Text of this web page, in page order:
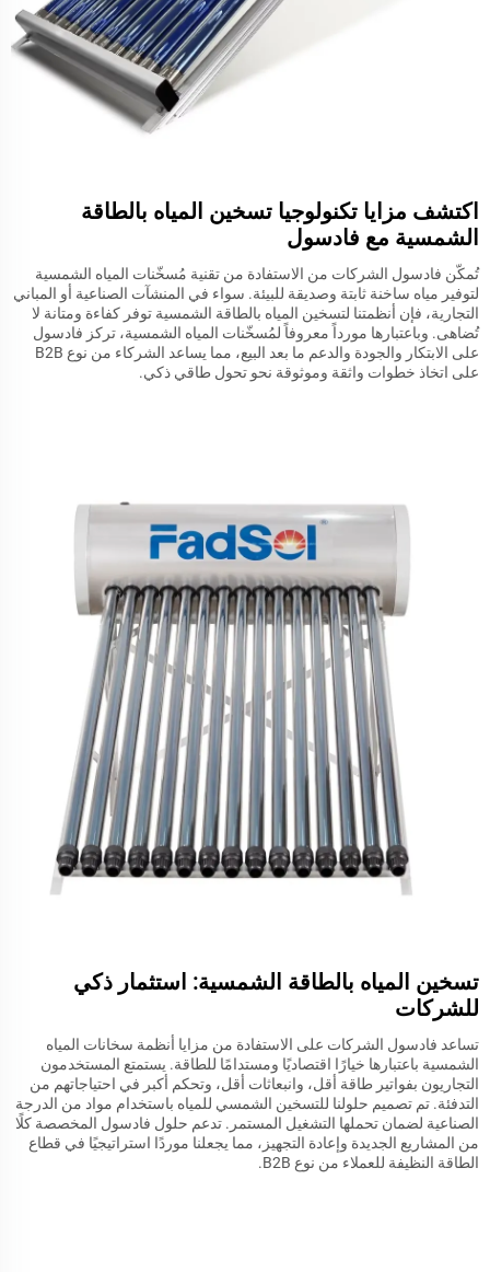
اكتشف مزايا تكنولوجيا تسخين المياه بالطاقة
الشمسية مع فادسول
تُمكّن فادسول الشركات من الاستفادة من تقنية مُسخّنات المياه الشمسية
لتوفير مياه ساخنة ثابتة وصديقة للبيئة. سواء في المنشآت الصناعية أو المباني
التجارية، فإن أنظمتنا لتسخين المياه بالطاقة الشمسية توفر كفاءة ومتانة لا
تُضاهى. وباعتبارها مورداً معروفاً لمُسخّنات المياه الشمسية، تركز فادسول
على الابتكار والجودة والدعم ما بعد البيع، مما يساعد الشركاء من نوع B2B
على اتخاذ خطوات واثقة وموثوقة نحو تحول طاقي ذكي.
تسخين المياه بالطاقة الشمسية: استثمار ذكي
للشركات
تساعد فادسول الشركات على الاستفادة من مزايا أنظمة سخانات المياه
الشمسية باعتبارها خيارًا اقتصاديًا ومستدامًا للطاقة. يستمتع المستخدمون
التجاريون بفواتير طاقة أقل، وانبعاثات أقل، وتحكم أكبر في احتياجاتهم من
التدفئة. تم تصميم حلولنا للتسخين الشمسي للمياه باستخدام مواد من الدرجة
الصناعية لضمان تحملها التشغيل المستمر. تدعم حلول فادسول المخصصة كلًا
من المشاريع الجديدة وإعادة التجهيز، مما يجعلنا موردًا استراتيجيًا في قطاع
الطاقة النظيفة للعملاء من نوع B2B.